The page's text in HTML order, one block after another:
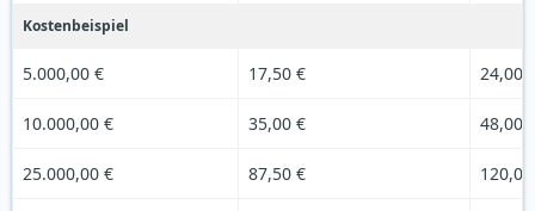
Kostenbeispiel
5.000,00 € 17,50 € 24,00
10.000,00 € 35,00 € 48,00
25.000,00 € 87,50 €